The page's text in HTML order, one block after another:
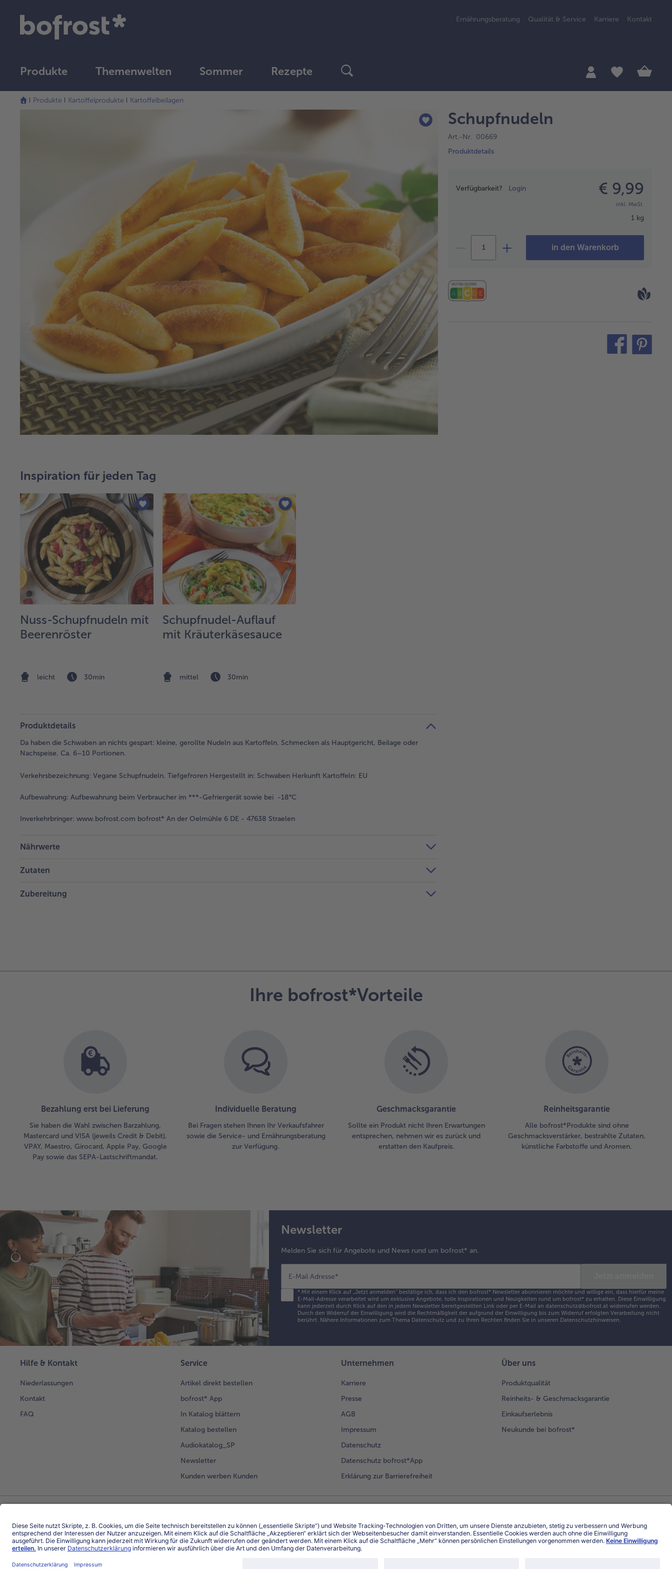
Ernährungsberatung Qualität & Service Karriere Kontakt
Produkte Themenwelten Sommer Rezepte
Produkte Kartoffelprodukte Kartoffelbeilagen
Schupfnudeln
Art.-Nr. 00669
Produktdetails
Verfügbarkeit? Login € 9,99
inkl. MwSt.
1 kg
in den Warenkorb
teilen
Inspiration für jeden Tag
Nuss-Schupfnudeln mit
Beerenröster
leicht 30min
Schupfnudel-Auflauf
mit Kräuterkäsesauce
mittel 30min
Produktdetails
Da haben die Schwaben an nichts gespart: kleine, gerollte Nudeln aus Kartoffeln. Schmecken als Hauptgericht, Beilage oder
Nachspeise. Ca. 6–10 Portionen.
Verkehrsbezeichnung: Vegane Schupfnudeln. Tiefgefroren Hergestellt in: Schwaben Herkunft Kartoffeln: EU
Aufbewahrung: Aufbewahrung beim Verbraucher im ***-Gefriergerät sowie bei -18°C
Inverkehrbringer: www.bofrost.com bofrost* An der Oelmühle 6 DE - 47638 Straelen
Nährwerte
Zutaten
Zubereitung
Ihre bofrost*Vorteile
Bezahlung erst bei Lieferung
Sie haben die Wahl zwischen Barzahlung,
Mastercard und VISA (jeweils Credit & Debit),
VPAY, Maestro, Girocard, Apple Pay, Google
Pay sowie das SEPA-Lastschriftmandat.
Individuelle Beratung
Bei Fragen stehen Ihnen Ihr Verkaufsfahrer
sowie die Service- und Ernährungsberatung
zur Verfügung.
Geschmacksgarantie
Sollte ein Produkt nicht Ihren Erwartungen
entsprechen, nehmen wir es zurück und
erstatten den Kaufpreis.
Reinheitsgarantie
Alle bofrost*Produkte sind ohne
Geschmacksverstärker, bestrahlte Zutaten,
künstliche Farbstoffe und Aromen.
Newsletter
Melden Sie sich für Angebote und News rund um bofrost* an.
E-Mail Adresse*
*Mit einem Klick auf „Jetzt anmelden" bestätige ich, dass ich den bofrost* Newsletter abonnieren möchte und willige ein, dass hierfür meine
E-Mail-Adresse verarbeitet wird um exklusive Angebote, tolle Inspirationen und Neuigkeiten rund um bofrost* zu erhalten. Diese Einwilligung
kann jederzeit durch Klick auf den in jedem Newsletter bereitgestellten Link oder per E-Mail an datenschutz@bofrost.at widerrufen werden.
Durch den Widerruf der Einwilligung wird die Rechtmäßigkeit der aufgrund der Einwilligung bis zum Widerruf erfolgten Verarbeitung nicht
berührt. Nähere Informationen zum Thema Datenschutz und zu Ihren Rechten finden Sie in unseren Datenschutzhinweisen.
Hilfe & Kontakt
Niederlassungen
Kontakt
FAQ
Service
Artikel direkt bestellen
bofrost* App
In Katalog blättern
Katalog bestellen
Audiokatalog_SP
Newsletter
Kunden werben Kunden
Unternehmen
Karriere
Presse
AGB
Impressum
Datenschutz
Datenschutz bofrost*App
Erklärung zur Barrierefreiheit
Über uns
Produktqualität
Reinheits- & Geschmacksgarantie
Einkaufserlebnis
Neukunde bei bofrost*
Land / Sprache wählen